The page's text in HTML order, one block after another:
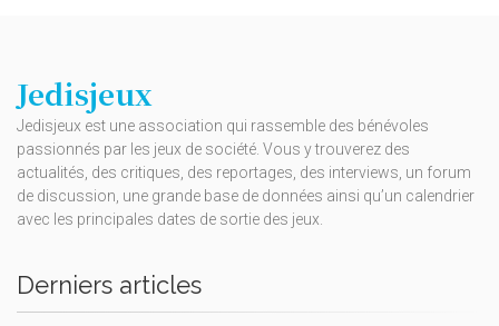
Jedisjeux
Jedisjeux est une association qui rassemble des bénévoles
passionnés par les jeux de société. Vous y trouverez des
actualités, des critiques, des reportages, des interviews, un forum
de discussion, une grande base de données ainsi qu’un calendrier
avec les principales dates de sortie des jeux.
Derniers articles